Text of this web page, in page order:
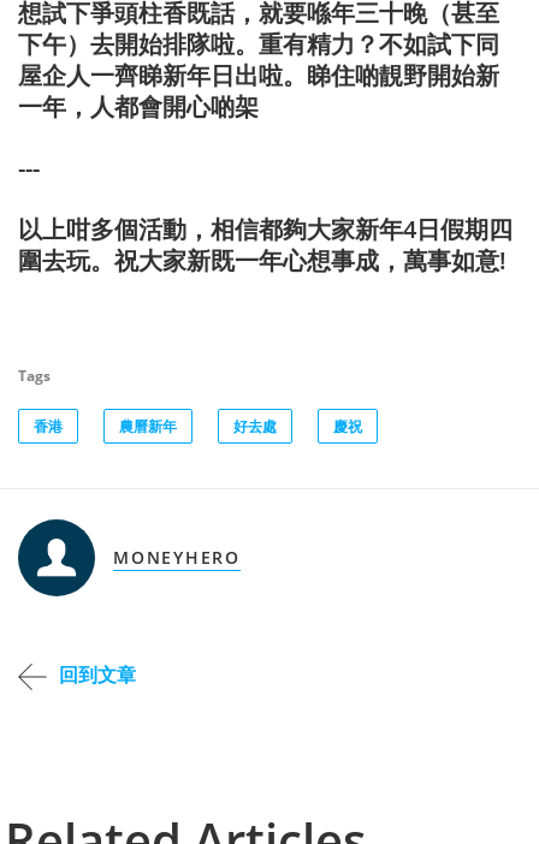
想試下爭頭柱香既話，就要喺年三十晚（甚至
下午）去開始排隊啦。重有精力？不如試下同
屋企人一齊睇新年日出啦。睇住啲靚野開始新
一年，人都會開心啲架
---
以上咁多個活動，相信都夠大家新年4日假期四
圍去玩。祝大家新既一年心想事成，萬事如意!
Tags
香港 農曆新年 好去處 慶祝
MONEYHERO
回到文章